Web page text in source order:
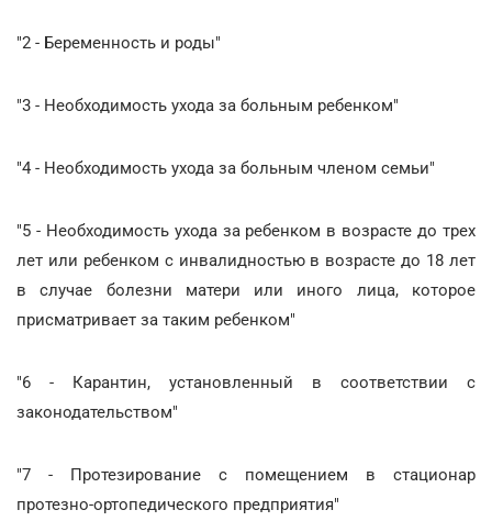
"2 - Беременность и роды"
"3 - Необходимость ухода за больным ребенком"
"4 - Необходимость ухода за больным членом семьи"
"5 - Необходимость ухода за ребенком в возрасте до трех
лет или ребенком с инвалидностью в возрасте до 18 лет
в случае болезни матери или иного лица, которое
присматривает за таким ребенком"
"6 - Карантин, установленный в соответствии с
законодательством"
"7 - Протезирование с помещением в стационар
протезно-ортопедического предприятия"